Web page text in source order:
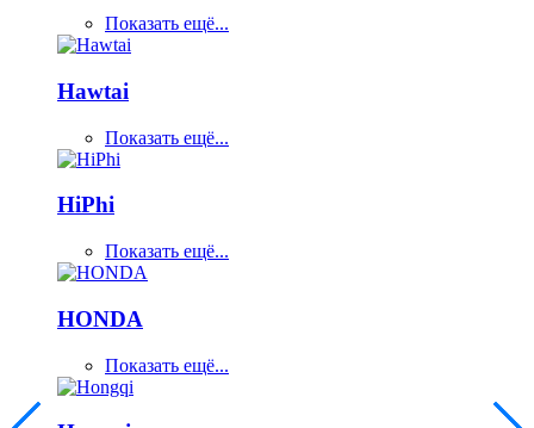
Показать ещё...
Hawtai
Показать ещё...
HiPhi
Показать ещё...
HONDA
Показать ещё...